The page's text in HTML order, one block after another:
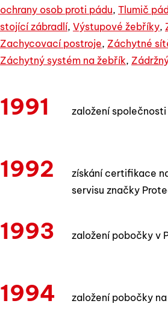
ochrany osob proti pádu, Tlumič
stojící zábradlí, Výstupové žebříky,
Zachycovací postroje, Záchytné
Záchytný systém na žebřík,
1991 založení společnosti
1992
získání certifikace
servisu značky
1993 založení pobočky v
1994 založení pobočky